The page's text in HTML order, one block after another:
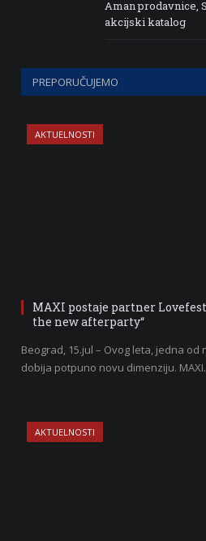
Aman prodavnice,
akcijski katalog
PREPORUČUJEMO
AKTUELNOSTI
MAXI postaje partner
the new afterparty“
Beograd, 15.jul – Ovog leta, jedna
dobija potpuno novu dimenziju.
AKTUELNOSTI